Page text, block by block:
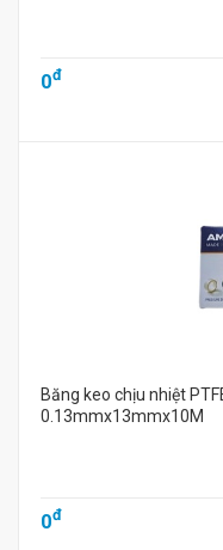
0đ
Băng keo chịu nhiệt
0.13mmx13mmx10M
0đ